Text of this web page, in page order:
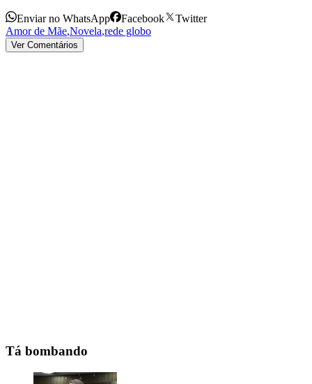
Enviar no WhatsApp Facebook
Twitter
Amor de Mãe,Novela,rede globo
Ver Comentários
Tá bombando